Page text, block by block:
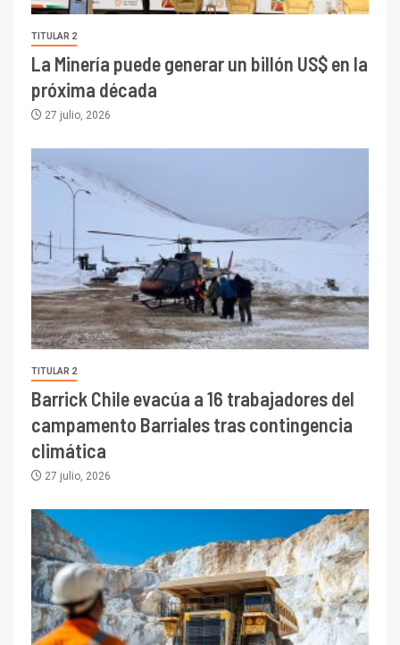
TITULAR 2
La Minería puede generar un billón US$ en la
próxima década
27 julio, 2026
TITULAR 2
Barrick Chile evacúa a 16 trabajadores del
campamento Barriales tras contingencia
climática
27 julio, 2026